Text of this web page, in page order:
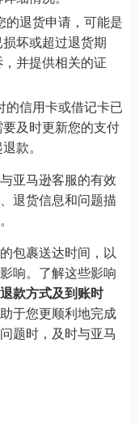
的退货申请，可能是
坏或超过退货期
并提供相关的证
的信用卡或借记卡已
及时更新您的支付
款。
亚马逊客服的有效
退货信息和问题描
包裹送达时间，以
响。了解这些影响
退款方式及到账时
于您更顺利地完成
题时，及时与亚马